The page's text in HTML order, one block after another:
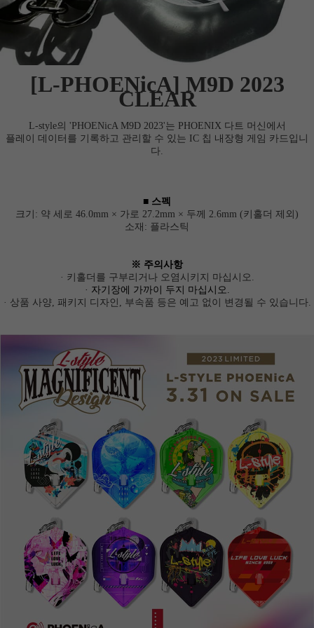
[L-PHOENicA] M9D 2023
CLEAR
L-style의 'PHOENicA M9D 2023'는 PHOENIX 다트 머신에서
플레이 데이터를 기록하고 관리할 수 있는 IC 칩 내장형 게임 카드입니
다.
■ 스펙
크기: 약 세로 46.0mm × 가로 27.2mm × 두께 2.6mm (키홀더 제외)
소재: 플라스틱
※ 주의사항
· 키홀더를 구부리거나 오염시키지 마십시오.
· 자기장에 가까이 두지 마십시오.
· 상품 사양, 패키지 디자인, 부속품 등은 예고 없이 변경될 수 있습니다.